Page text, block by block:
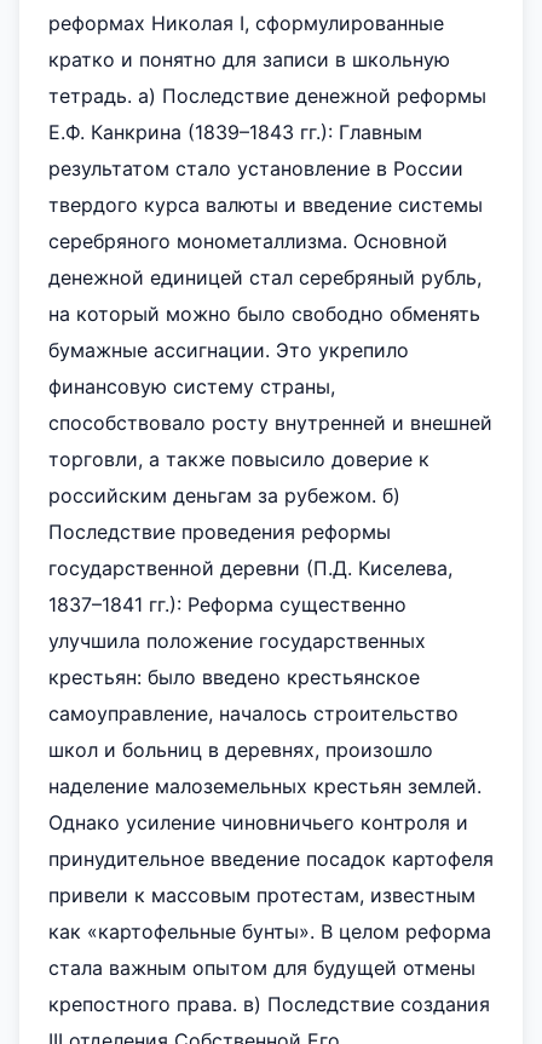
реформах Николая I, сформулированные
кратко и понятно для записи в школьную
тетрадь. а) Последствие денежной реформы
Е.Ф. Канкрина (1839–1843 гг.): Главным
результатом стало установление в России
твердого курса валюты и введение системы
серебряного монометаллизма. Основной
денежной единицей стал серебряный рубль,
на который можно было свободно обменять
бумажные ассигнации. Это укрепило
финансовую систему страны,
способствовало росту внутренней и внешней
торговли, а также повысило доверие к
российским деньгам за рубежом. б)
Последствие проведения реформы
государственной деревни (П.Д. Киселева,
1837–1841 гг.): Реформа существенно
улучшила положение государственных
крестьян: было введено крестьянское
самоуправление, началось строительство
школ и больниц в деревнях, произошло
наделение малоземельных крестьян землей.
Однако усиление чиновничьего контроля и
принудительное введение посадок картофеля
привели к массовым протестам, известным
как «картофельные бунты». В целом реформа
стала важным опытом для будущей отмены
крепостного права. в) Последствие создания